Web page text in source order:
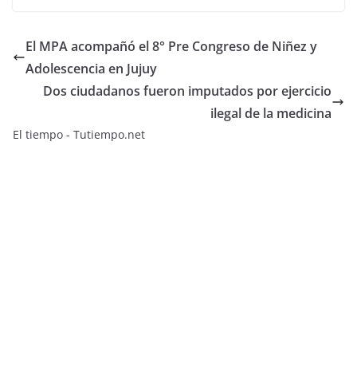
El MPA acompañó el 8° Pre Congreso de Niñez y
Adolescencia en Jujuy
Dos ciudadanos fueron imputados por ejercicio
ilegal de la medicina
El tiempo - Tutiempo.net